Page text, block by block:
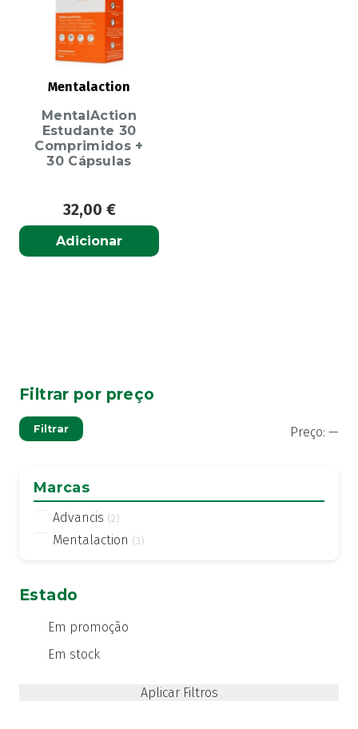
Mentalaction
MentalAction
Estudante 30
Comprimidos +
30 Cápsulas
32,00 €
Adicionar
Filtrar por preço
Filtrar Preço: —
Marcas
Advancis (2)
Mentalaction (3)
Estado
Em promoção
Em stock